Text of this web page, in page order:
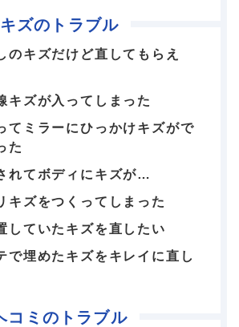
キズのトラブル
のキズだけど直してもらえ
キズが入ってしまった
てミラーにひっかけキズがで
た
れてボディにキズが…
キズをつくってしまった
していたキズを直したい
で埋めたキズをキレイに直し
コミのトラブル